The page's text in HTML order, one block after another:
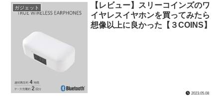
ガジェット
【レビュー】スリーコインズのワ
イヤレスイヤホンを買ってみたら
想像以上に良かった【３COINS】
2023.05.08